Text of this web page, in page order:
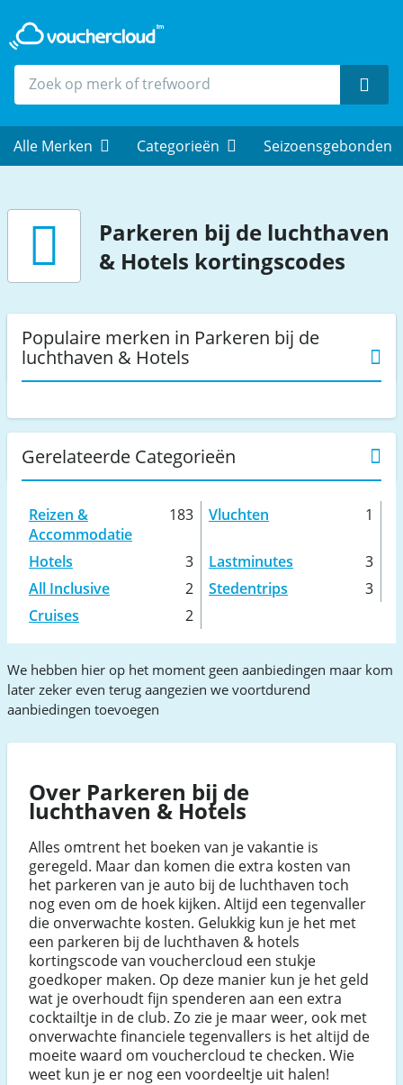
Alle Merken Categorieën Seizoensgebonden
Parkeren bij de luchthaven
& Hotels kortingscodes
Populaire merken in Parkeren bij de
luchthaven & Hotels
Gerelateerde Categorieën
Reizen &
Accommodatie
183 Vluchten 1
Hotels 3 Lastminutes
3
All Inclusive
2 Stedentrips
3
Cruises
2
We hebben hier op het moment geen aanbiedingen maar kom
later zeker even terug aangezien we voortdurend
aanbiedingen toevoegen
Over Parkeren bij de
luchthaven & Hotels
Alles omtrent het boeken van je vakantie is
geregeld. Maar dan komen die extra kosten van
het parkeren van je auto bij de luchthaven toch
nog even om de hoek kijken. Altijd een tegenvaller
die onverwachte kosten. Gelukkig kun je het met
een parkeren bij de luchthaven & hotels
kortingscode van vouchercloud een stukje
goedkoper maken. Op deze manier kun je het geld
wat je overhoudt fijn spenderen aan een extra
cocktailtje in de club. Zo zie je maar weer, ook met
onverwachte financiele tegenvallers is het altijd de
moeite waard om vouchercloud te checken. Wie
weet kun je er nog een voordeeltje uit halen!